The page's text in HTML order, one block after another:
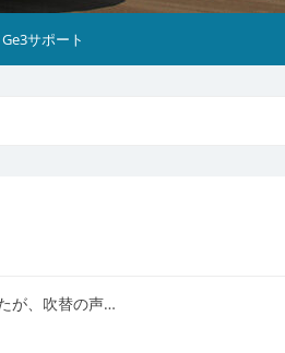
Ge3サポート
が、吹替の声…